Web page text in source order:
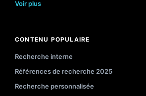
Voir plus
CONTENU POPULAIRE
Recherche interne
Références de recherche 2025
Recherche personnalisée